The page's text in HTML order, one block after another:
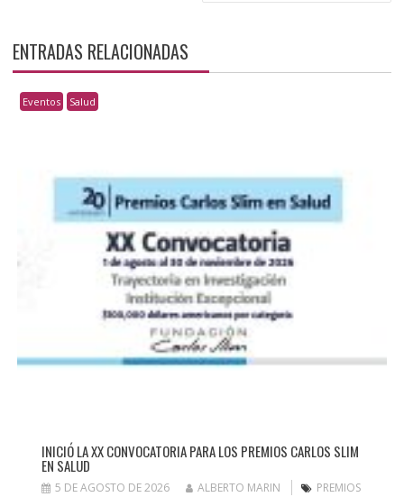
ENTRADAS RELACIONADAS
Eventos Salud
INICIÓ LA XX CONVOCATORIA PARA LOS PREMIOS CARLOS SLIM
EN SALUD
5 DE AGOSTO DE 2026 ALBERTO MARIN
PREMIOS